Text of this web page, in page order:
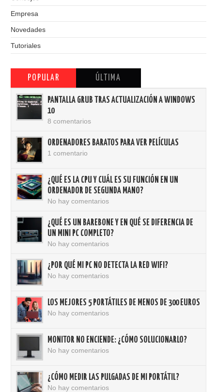
Empresa
Novedades
Tutoriales
POPULAR ÚLTIMA
PANTALLA GRUB TRAS ACTUALIZACIÓN A WINDOWS
10
8 comentarios
ORDENADORES BARATOS PARA VER PELÍCULAS
1 comentario
¿QUÉ ES LA CPU Y CUÁL ES SU FUNCIÓN EN UN
ORDENADOR DE SEGUNDA MANO?
No hay comentarios
¿QUÉ ES UN BAREBONE Y EN QUÉ SE DIFERENCIA DE
UN MINI PC COMPLETO?
No hay comentarios
¿POR QUÉ MI PC NO DETECTA LA RED WIFI?
No hay comentarios
LOS MEJORES 5 PORTÁTILES DE MENOS DE 300 EUROS
No hay comentarios
MONITOR NO ENCIENDE: ¿CÓMO SOLUCIONARLO?
No hay comentarios
¿CÓMO MEDIR LAS PULGADAS DE MI PORTÁTIL?
No hay comentarios